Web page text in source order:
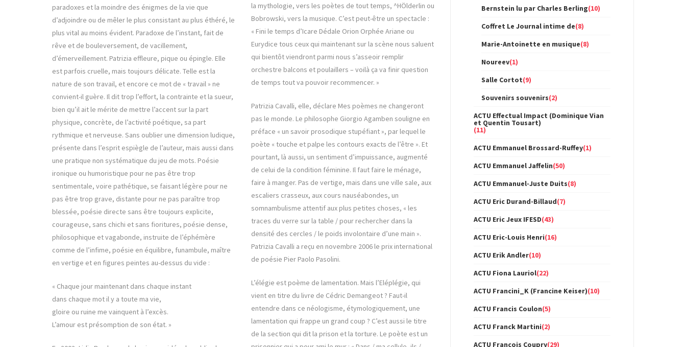
paradoxes et la moindre des énigmes de la vie que
d’adjoindre ou de mêler le plus consistant au plus éthéré, le
plus vital au moins évident. Paradoxe de l’instant, fait de
rêve et de bouleversement, de vacillement,
d’émerveillement. Patrizia effleure, pique ou épingle. Elle
est parfois cruelle, mais toujours délicate. Telle est la
nature de son travail, et encore ce mot de « travail » ne
convient-il guère. Il dit trop l’effort, la contrainte et la sueur,
bien qu’il ait le mérite de mettre l’accent sur la part
physique, concrète, de l’activité poétique, sa part
rythmique et nerveuse. Sans oublier une dimension ludique,
présente dans l’esprit espiègle de l’auteur, mais aussi dans
une pratique non systématique du jeu de mots. Poésie
ironique ou humoristique pour ne pas être trop
sentimentale, voire pathétique, se faisant légère pour ne
pas être trop grave, distante pour ne pas paraître trop
blessée, poésie directe sans être toujours explicite,
courageuse, sans chichi et sans fioritures, poésie dense,
philosophique et vagabonde, instruite de l’éphémère
comme de l’infime, poésie en équilibre, funambule, maître
en vertige et en figures peintes au-dessus du vide :
« Chaque jour maintenant dans chaque instant
dans chaque mot il y a toute ma vie,
gloire ou ruine me vainquent à l’excès.
L’amour est présomption de son état. »
la mythologie, vers les poètes de tout temps, ^HÖlderlin ou
Bobrowski, vers la musique. C’est peut-être un spectacle :
« Fini le temps d’Icare Dédale Orion Orphée Ariane ou
Eurydice tous ceux qui maintenant sur la scène nous saluent
qui bientôt viendront parmi nous s’asseoir remplir
orchestre balcons et poulaillers – voilà ça va finir question
de temps tout va pouvoir recommencer. »
Patrizia Cavalli, elle, déclare Mes poèmes ne changeront
pas le monde. Le philosophe Giorgio Agamben souligne en
préface « un savoir prosodique stupéfiant », par lequel le
poète « touche et palpe les contours exacts de l’être ». Et
pourtant, là aussi, un sentiment d’impuissance, augmenté
de celui de la condition féminine. Il faut faire le ménage,
faire à manger. Pas de vertige, mais dans une ville sale, aux
escaliers crasseux, aux cours nauséabondes, un
somnambulisme attentif aux plus petites choses, « les
traces du verre sur la table / pour rechercher dans la
densité des cercles / le poids involontaire d’une main ».
Patrizia Cavalli a reçu en novembre 2006 le prix international
de poésie Pier Paolo Pasolini.
L’élégie est poème de lamentation. Mais l’Eléplégie, qui
vient en titre du livre de Cédric Demangeot ? Faut-il
entendre dans ce néologisme, étymologiquement, une
lamentation qui frappe un grand coup ? C’est aussi le titre
de la section qui dit la prison et la torture. Le poète est un
Bernstein lu par Charles Berling(10)
Coffret Le Journal intime de(8)
Marie-Antoinette en musique(8)
Noureev(1)
Salle Cortot(9)
Souvenirs souvenirs(2)
ACTU Effectual Impact (Dominique Vian
et Quentin Tousart)
(11)
ACTU Emmanuel Brossard-Ruffey(1)
ACTU Emmanuel Jaffelin(50)
ACTU Emmanuel-Juste Duits(8)
ACTU Eric Durand-Billaud(7)
ACTU Eric Jeux IFESD(43)
ACTU Eric-Louis Henri(16)
ACTU Erik Andler(10)
ACTU Fiona Lauriol(22)
ACTU Francini_K (Francine Keiser)(10)
ACTU Francis Coulon(5)
ACTU Franck Martini(2)
ACTU François Coupry(29)